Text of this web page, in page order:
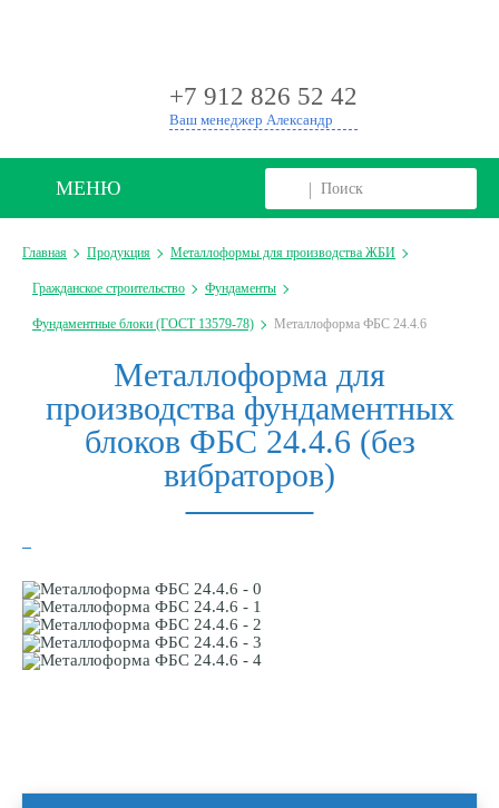
+7 912 826 52 42
Ваш менеджер Александр
МЕНЮ
Главная Продукция Металлоформы для производства ЖБИ
Гражданское строительство Фундаменты
Фундаментные блоки (ГОСТ 13579-78) Металлоформа ФБС 24.4.6
Металлоформа для
производства фундаментных
блоков ФБС 24.4.6 (без
вибраторов)